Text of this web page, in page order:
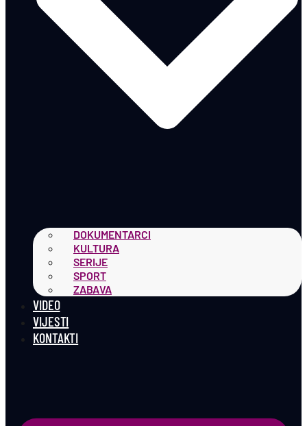
DOKUMENTARCI
KULTURA
SERIJE
SPORT
ZABAVA
VIDEO
VIJESTI
KONTAKTI